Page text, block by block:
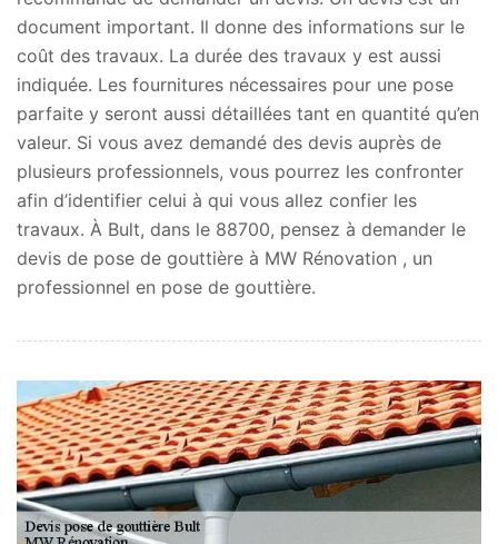
document important. Il donne des informations sur le
coût des travaux. La durée des travaux y est aussi
indiquée. Les fournitures nécessaires pour une pose
parfaite y seront aussi détaillées tant en quantité qu’en
valeur. Si vous avez demandé des devis auprès de
plusieurs professionnels, vous pourrez les confronter
afin d’identifier celui à qui vous allez confier les
travaux. À Bult, dans le 88700, pensez à demander le
devis de pose de gouttière à MW Rénovation , un
professionnel en pose de gouttière.